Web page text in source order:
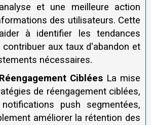
et une meilleure action
des utilisateurs. Cette
à identifier les tendances
aux taux d'abandon et
nécessaires.
Ciblées La mise
de réengagement ciblées,
push segmentées,
améliorer la rétention des